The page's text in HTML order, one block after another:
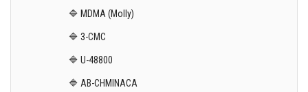
🔷 MDMA (Molly)
🔷 3-CMC
🔷 U-48800
🔷 AB-CHMINACA